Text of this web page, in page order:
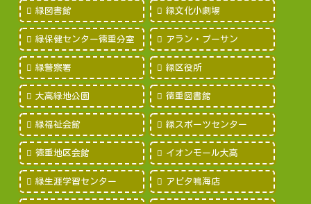
緑図書館 緑文化小劇場
緑保健センター徳重分室 アラン・プーサン
緑警察署 緑区役所
大高緑地公園 徳重図書館
緑福祉会館 緑スポーツセンター
徳重地区会館 イオンモール大高
緑生涯学習センター アピタ鳴海店